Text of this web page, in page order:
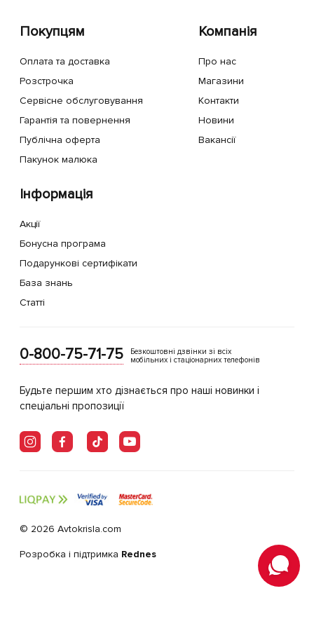
Покупцям
Оплата та доставка
Розстрочка
Сервісне обслуговування
Гарантія та повернення
Публічна оферта
Пакунок малюка
Компанія
Про нас
Магазини
Контакти
Новини
Вакансії
Інформація
Акції
Бонусна програма
Подарункові сертифікати
База знань
Статті
0-800-75-71-75
Безкоштовні дзвінки зі всіх
мобільних і стаціонарних телефонів
Будьте першим хто дізнається про наші новинки і
спеціальні пропозиції
© 2026 Avtokrisla.com
Розробка і підтримка Rednes